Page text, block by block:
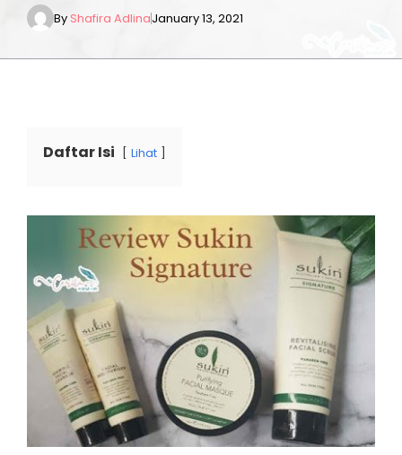
By Shafira AdlinaJanuary 13, 2021
Daftar Isi Lihat